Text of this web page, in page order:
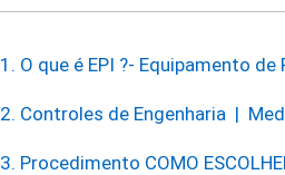
1. O que é EPI ?- Equipamento
2. Controles de Engenharia |
3. Procedimento COMO